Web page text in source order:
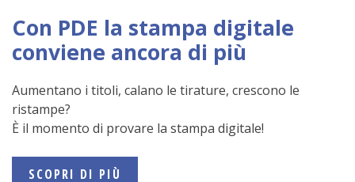
Con PDE la stampa digitale
conviene ancora di più
Aumentano i titoli, calano le tirature, crescono le
ristampe?
È il momento di provare la stampa digitale!
SCOPRI DI PIÙ